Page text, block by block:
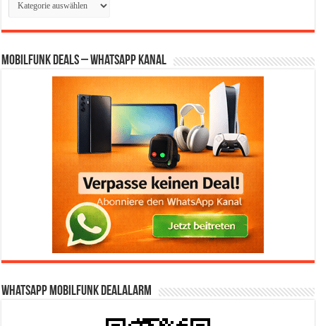
Mobilfunk Deals – WhatsApp Kanal
WhatsApp Mobilfunk DealAlarm